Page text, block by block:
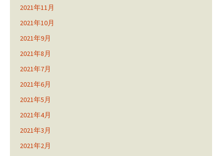
2021年11月
2021年10月
2021年9月
2021年8月
2021年7月
2021年6月
2021年5月
2021年4月
2021年3月
2021年2月